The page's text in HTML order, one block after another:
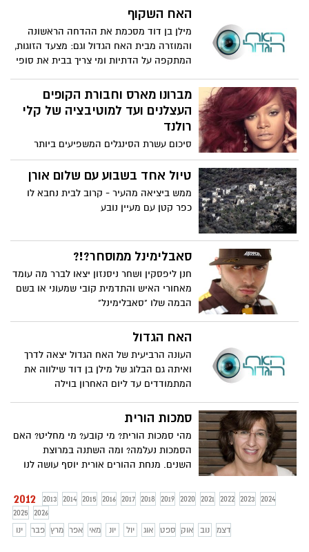
האח השקוף
מילן בן דוד מסכמת את ההדחה הראשונה
והמוזרה מבית האח הגדול וגם: מצעד הזוגות,
המתקפה על הדתיות ומי צריך בבית את סופי
מברונו מארס וחבורת הקופים
העצלנים ועד למוטיבציה של קלי
רולנד
סיכום עשרת הסינגלים המשפיעים ביותר
במוסיקה השחורה לשנת 2011
טיול אחד בשבוע עם שלום אורן
ממש ביציאה מהעיר - קרוב לבית נחבא לו
כפר קטן עם מעיין נובע
סאבלימינל ממוסחר?!?
חנן ליפסקין ושחר ניסנזון יצאו לברר מה עומד
מאחורי האיש והתדמית קובי שמעוני או בשם
הבמה שלו "סאבלימינל"
האח הגדול
העונה הרביעית של האח הגדול יצאה לדרך
ואיתה גם הבלוג של מילן בן דוד שילווה את
המתמודדים עד ליום האחרון בוילה
סמכות הורית
מהי סמכות הורית? מי קובע? מי מחליט? האם
הסמכות נעלמה? ומה השתנה במרוצת
השנים. מנחת ההורים אורית יוסף עושה לנו
שמסדיר את היחסים בין הורים לילדים 2012 2013 2014 2015 2016 2017 2018 2019 2020 2021 2022 2023
2024
2025
2026
ינו
פבר מרץ אפר מאי יונ יול אוג ספט אוק נוב דצמ